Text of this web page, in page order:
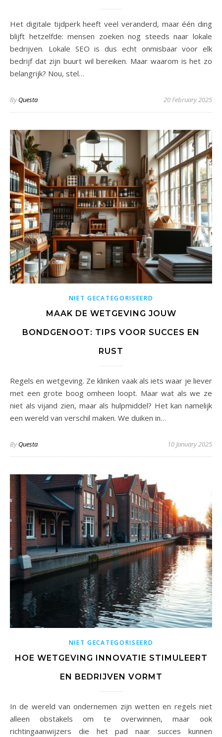
Het digitale tijdperk heeft veel veranderd, maar één ding
blijft hetzelfde: mensen zoeken nog steeds naar lokale
bedrijven. Lokale SEO is dus echt onmisbaar voor elk
bedrijf dat zijn buurt wil bereiken. Maar waarom is het zo
belangrijk? Nou, stel…
ByQuesta 20 February 2025
NIET GECATEGORISEERD
MAAK DE WETGEVING JOUW
BONDGENOOT: TIPS VOOR SUCCES EN
RUST
Regels en wetgeving. Ze klinken vaak als iets waar je liever
met een grote boog omheen loopt. Maar wat als we ze
niet als vijand zien, maar als hulpmiddel? Het kan namelijk
een wereld van verschil maken. We duiken in…
ByQuesta 10 January 2025
NIET GECATEGORISEERD
HOE WETGEVING INNOVATIE STIMULEERT
EN BEDRIJVEN VORMT
In de wereld van ondernemen zijn wetten en regels niet
alleen obstakels om te overwinnen, maar ook
richtingaanwijzers die het pad naar succes kunnen